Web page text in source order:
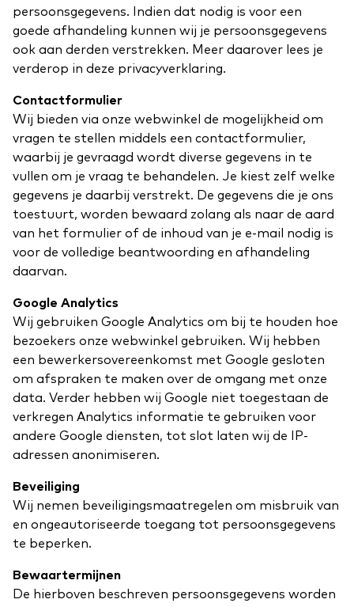
persoonsgegevens. Indien dat nodig is voor een
goede afhandeling kunnen wij je persoonsgegevens
ook aan derden verstrekken. Meer daarover lees je
verderop in deze privacyverklaring.
Contactformulier
Wij bieden via onze webwinkel de mogelijkheid om
vragen te stellen middels een contactformulier,
waarbij je gevraagd wordt diverse gegevens in te
vullen om je vraag te behandelen. Je kiest zelf welke
gegevens je daarbij verstrekt. De gegevens die je ons
toestuurt, worden bewaard zolang als naar de aard
van het formulier of de inhoud van je e-mail nodig is
voor de volledige beantwoording en afhandeling
daarvan.
Google Analytics
Wij gebruiken Google Analytics om bij te houden hoe
bezoekers onze webwinkel gebruiken. Wij hebben
een bewerkersovereenkomst met Google gesloten
om afspraken te maken over de omgang met onze
data. Verder hebben wij Google niet toegestaan de
verkregen Analytics informatie te gebruiken voor
andere Google diensten, tot slot laten wij de IP-
adressen anonimiseren.
Beveiliging
Wij nemen beveiligingsmaatregelen om misbruik van
en ongeautoriseerde toegang tot persoonsgegevens
te beperken.
Bewaartermijnen
De hierboven beschreven persoonsgegevens worden